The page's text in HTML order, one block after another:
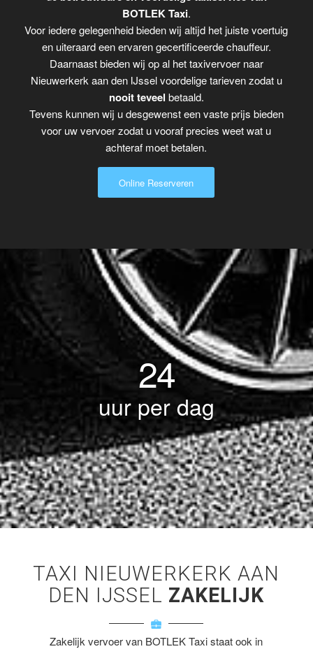
BOTLEK Taxi.
Voor iedere gelegenheid bieden wij altijd het juiste voertuig
en uiteraard een ervaren gecertificeerde chauffeur.
Daarnaast bieden wij op al het taxivervoer naar
Nieuwerkerk aan den IJssel voordelige tarieven zodat u
nooit teveel betaald.
Tevens kunnen wij u desgewenst een vaste prijs bieden
voor uw vervoer zodat u vooraf precies weet wat u
achteraf moet betalen.
Online Reserveren
24
uur per dag
TAXI NIEUWERKERK AAN
DEN IJSSEL ZAKELIJK
Zakelijk vervoer van BOTLEK Taxi staat ook in